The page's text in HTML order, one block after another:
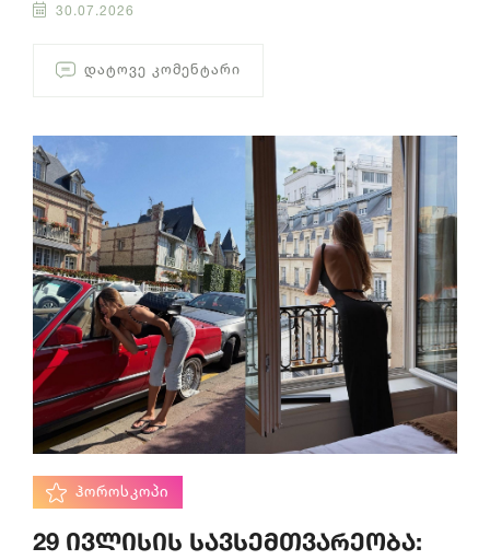
30.07.2026
ᲓᲐᲢᲝᲕᲔ ᲙᲝᲛᲔᲜᲢᲐᲠᲘ
ᲰᲝᲠᲝᲡᲙᲝᲞᲘ
29 ივლისის სავსემთვარეობა: